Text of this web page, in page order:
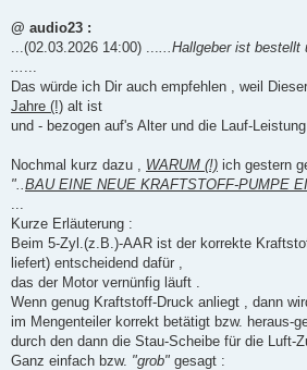
a
@ audio23 :
...(02.03.2026 14:00) ...
...Hallgeber ist bestellt
Das würde ich Dir auch empfehlen , weil
Jahre (!) alt ist
und - bezogen auf's Alter und die Lauf-
Nochmal kurz dazu , WARUM (!) ich gestern
".. BAU EINE NEUE KRAFTSTOFF-PUMPE
Kurze Erläuterung :
Beim 5-Zyl.(z.B.)-AAR ist der korrekte
liefert) entscheidend dafür ,
das der Motor vernünfig läuft .
Wenn genug Kraftstoff-Druck anliegt , dann
im Mengenteiler korrekt betätigt bzw. heraus-
durch den dann die Stau-Scheibe für die Luft-
Ganz einfach bzw. "grob" gesagt :